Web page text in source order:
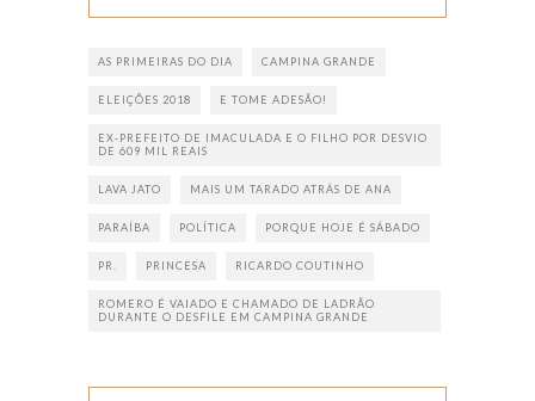
AS PRIMEIRAS DO DIA CAMPINA GRANDE
ELEIÇÕES 2018 E TOME ADESÃO!
EX-PREFEITO DE IMACULADA E O FILHO POR DESVIO
DE 609 MIL REAIS
LAVA JATO MAIS UM TARADO ATRÁS DE ANA
PARAÍBA POLÍTICA PORQUE HOJE É SÁBADO
PR. PRINCESA RICARDO COUTINHO
ROMERO É VAIADO E CHAMADO DE LADRÃO
DURANTE O DESFILE EM CAMPINA GRANDE